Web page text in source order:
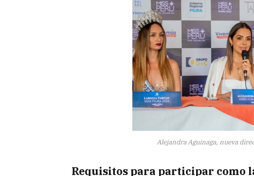
Alejandra Aguinaga, nueva
Requisitos para participar como